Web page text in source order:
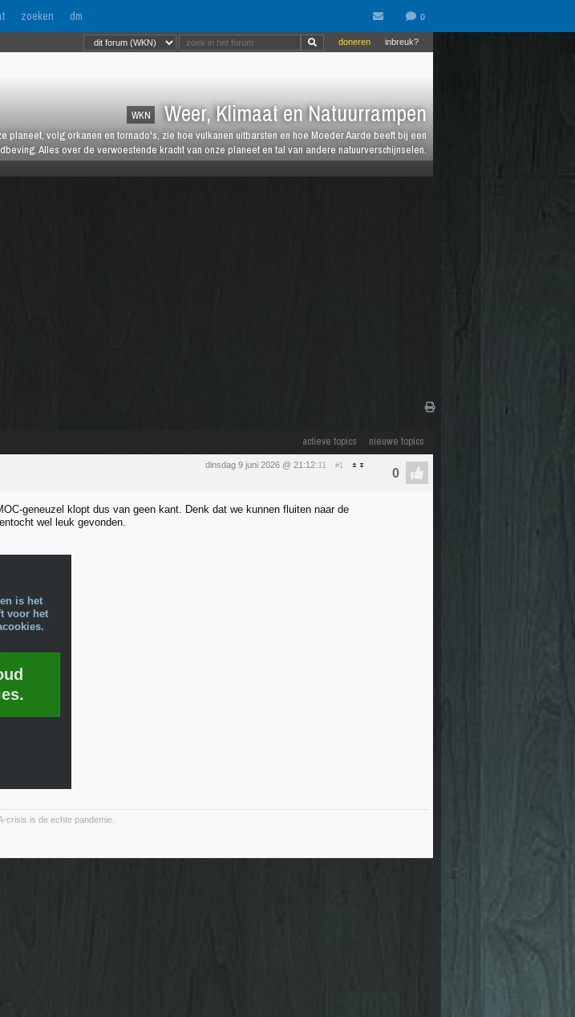
zoeken dm
WKN Weer, Klimaat en Natuurrampen
planeet, volg orkanen en tornado's, zie hoe vulkanen uitbarsten en hoe Moeder Aarde beeft bij een
Alles over de verwoestende kracht van onze planeet en tal van andere natuurverschijnselen.
inbreuk?
doneren
actieve topics nieuwe topics
dinsdag 9 juni 2026 @ 21:12:11 #1
geneuzel klopt dus van geen kant. Denk dat we kunnen fluiten naar de
wel leuk gevonden.
is het
voor het
crisis is de echte pandemie.